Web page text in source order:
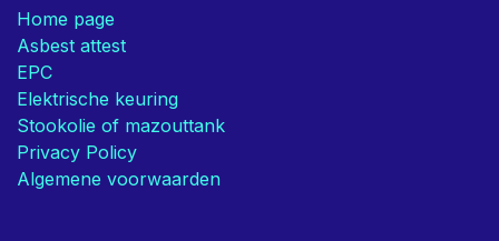
Handige links
Home page